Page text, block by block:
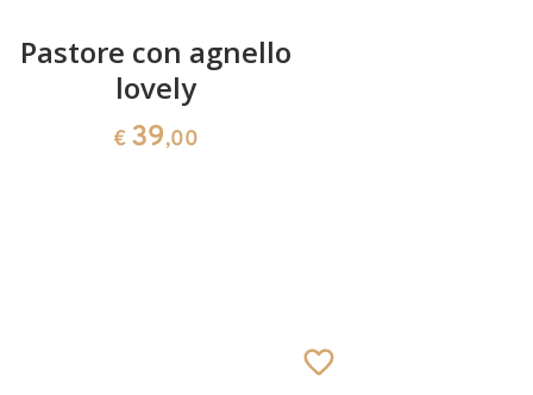
Pastore con agnello
lovely
€ 39,00